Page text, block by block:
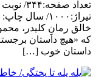
خالق رمانِ کلیدر،
که «هیچ داستان
داستان خوب […]